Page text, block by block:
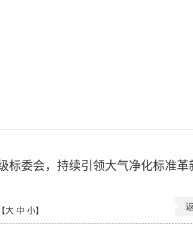
标委会，持续引领大气净化标准革
大 中 小】